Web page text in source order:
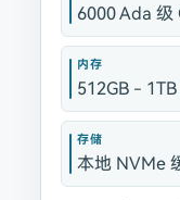
6000 Ada 级
内存
512GB - 1TB
存储
本地 NVMe